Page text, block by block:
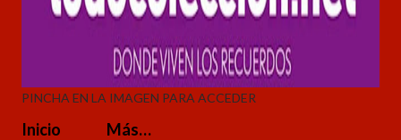
PINCHA EN LA IMAGEN PARA ACCEDER
Inicio Más…